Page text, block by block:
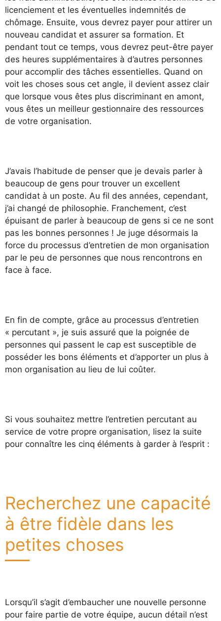
licenciement et les éventuelles indemnités de
chômage. Ensuite, vous devrez payer pour attirer un
nouveau candidat et assurer sa formation. Et
pendant tout ce temps, vous devrez peut-être payer
des heures supplémentaires à d’autres personnes
pour accomplir des tâches essentielles. Quand on
voit les choses sous cet angle, il devient assez clair
que lorsque vous êtes plus discriminant en amont,
vous êtes un meilleur gestionnaire des ressources
de votre organisation.
J’avais l’habitude de penser que je devais parler à
beaucoup de gens pour trouver un excellent
candidat à un poste. Au fil des années, cependant,
j’ai changé de philosophie. Franchement, c’est
épuisant de parler à beaucoup de gens si ce ne sont
pas les bonnes personnes ! Je juge désormais la
force du processus d’entretien de mon organisation
par le peu de personnes que nous rencontrons en
face à face.
En fin de compte, grâce au processus d’entretien
« percutant », je suis assuré que la poignée de
personnes qui passent le cap est susceptible de
posséder les bons éléments et d’apporter un plus à
mon organisation au lieu de lui coûter.
Si vous souhaitez mettre l’entretien percutant au
service de votre propre organisation, lisez la suite
pour connaître les cinq éléments à garder à l’esprit :
Recherchez une capacité
à être fidèle dans les
petites choses
Lorsqu’il s’agit d’embaucher une nouvelle personne
pour faire partie de votre équipe, aucun détail n’est